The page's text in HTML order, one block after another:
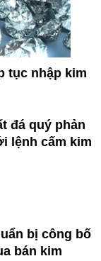
tục nhập kim
đá quý phản
lệnh cấm kim
bị công bố
bán kim